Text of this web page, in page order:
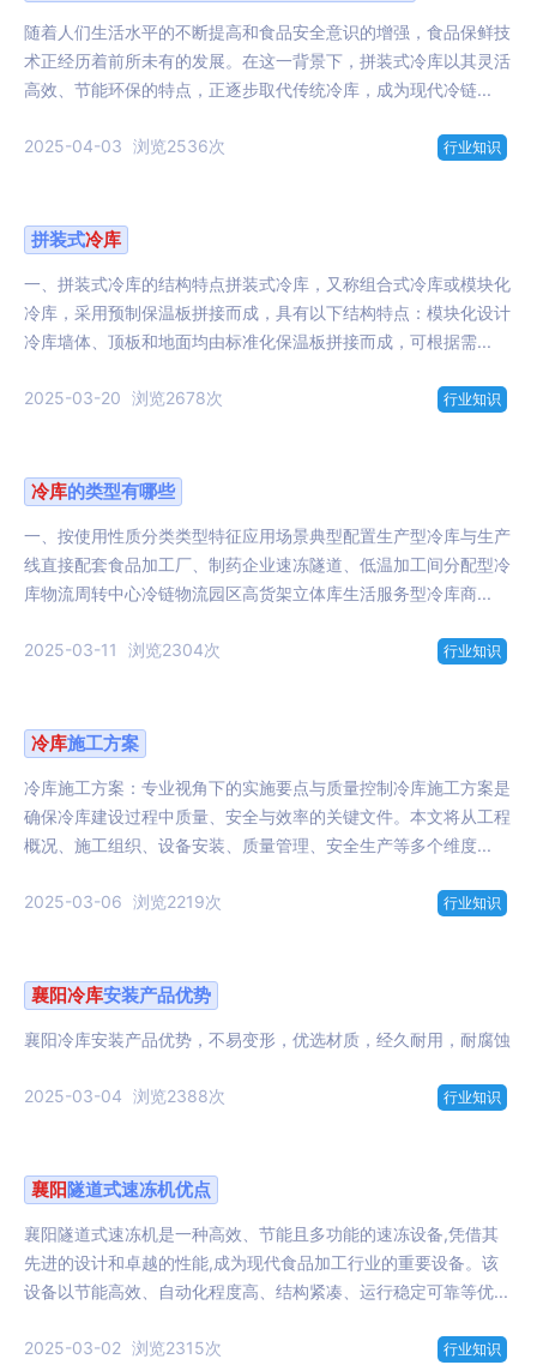
随着人们生活水平的不断提高和食品安全意识的增强，食品保鲜技
术正经历着前所未有的发展。在这一背景下，拼装式冷库以其灵活
高效、节能环保的特点，正逐步取代传统冷库，成为现代冷链...
2025-04-03 浏览2536次 行业知识
拼装式冷库
一、拼装式冷库的结构特点拼装式冷库，又称组合式冷库或模块化
冷库，采用预制保温板拼接而成，具有以下结构特点：模块化设计
冷库墙体、顶板和地面均由标准化保温板拼接而成，可根据需...
2025-03-20 浏览2678次 行业知识
冷库的类型有哪些
一、按使用性质分类类型特征应用场景典型配置生产型冷库与生产
线直接配套食品加工厂、制药企业速冻隧道、低温加工间分配型冷
库物流周转中心冷链物流园区高货架立体库生活服务型冷库商...
2025-03-11 浏览2304次 行业知识
冷库施工方案
冷库施工方案：专业视角下的实施要点与质量控制冷库施工方案是
确保冷库建设过程中质量、安全与效率的关键文件。本文将从工程
概况、施工组织、设备安装、质量管理、安全生产等多个维度...
2025-03-06 浏览2219次 行业知识
襄阳冷库安装产品优势
襄阳冷库安装产品优势，不易变形，优选材质，经久耐用，耐腐蚀
2025-03-04 浏览2388次 行业知识
襄阳隧道式速冻机优点
襄阳隧道式速冻机是一种高效、节能且多功能的速冻设备,凭借其
先进的设计和卓越的性能,成为现代食品加工行业的重要设备。该
设备以节能高效、自动化程度高、结构紧凑、运行稳定可靠等优...
2025-03-02 浏览2315次 行业知识